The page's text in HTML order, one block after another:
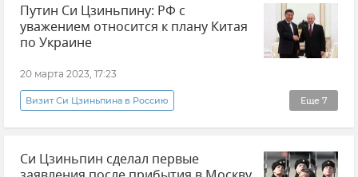
Владимир Путин посетил Мариуполь
Зерновая сделка
Китай Симферополь
Международный уголовный суд
Путин Си Цзиньпину: РФ с
уважением относится к плану Китая
по Украине
20 марта 2023, 17:23
Еще 7
Визит Си Цзиньпина в Россию
Владимир Путин (политик)
Си Цзиньпин (председатель КНР)
Си Цзиньпин сделал первые